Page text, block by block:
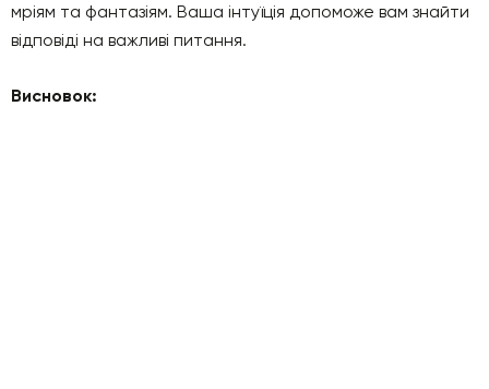
мріям та фантазіям. Ваша інтуїція допоможе вам знайти
відповіді на важливі питання.
Висновок: